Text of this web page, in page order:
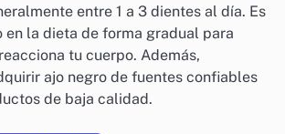
entre 1 a 3 dientes al día. Es
en la dieta de forma gradual para
tu cuerpo. Además,
ajo negro de fuentes confiables
de baja calidad.